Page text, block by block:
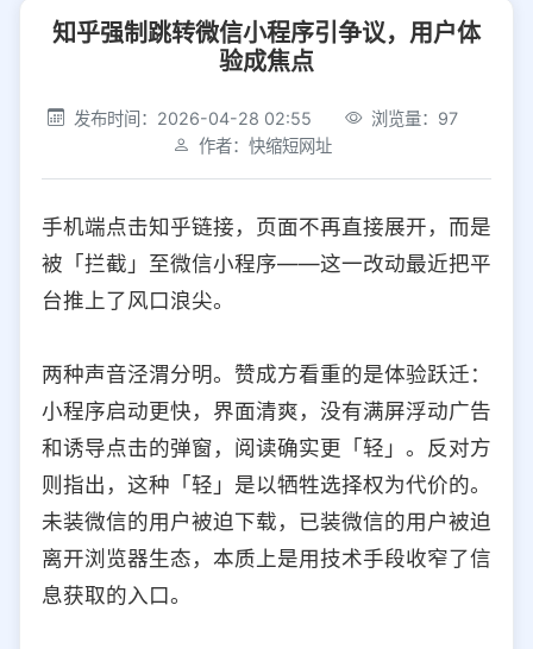
社交平台 电商平台
选择防红平台类型，避免链接被拦截
平台设置
iOS Android PC 其他
选择允许访问的平台类型
知乎强制跳转微信小程序引争议，用户体
验成焦点
发布时间：2026-04-28 02:55
浏览量：97
作者：快缩短网址
手机端点击知乎链接，页面不再直接展开，而是
被「拦截」至微信小程序——这一改动最近把平
台推上了风口浪尖。
两种声音泾渭分明。赞成方看重的是体验跃迁：
小程序启动更快，界面清爽，没有满屏浮动广告
和诱导点击的弹窗，阅读确实更「轻」。反对方
则指出，这种「轻」是以牺牲选择权为代价的。
未装微信的用户被迫下载，已装微信的用户被迫
离开浏览器生态，本质上是用技术手段收窄了信
息获取的入口。